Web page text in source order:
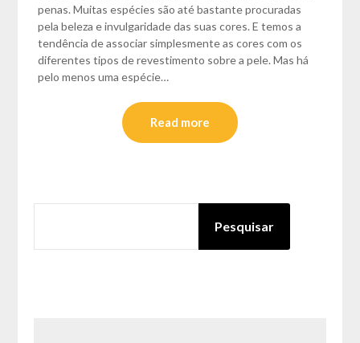
penas. Muitas espécies são até bastante procuradas
pela beleza e invulgaridade das suas cores. E temos a
tendência de associar simplesmente as cores com os
diferentes tipos de revestimento sobre a pele. Mas há
pelo menos uma espécie…
Read more
Pesquisar